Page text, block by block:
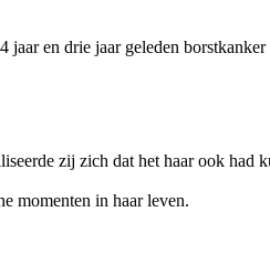
en drie jaar geleden borstkanker
zij zich dat het haar ook had
momenten in haar leven.